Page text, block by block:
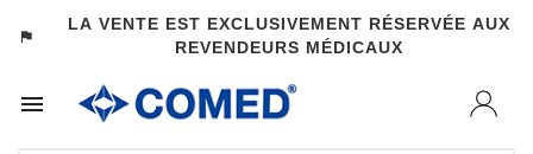
assistant_photo
LA VENTE EST EXCLUSIVEMENT RÉSERVÉE AUX
REVENDEURS MÉDICAUX
